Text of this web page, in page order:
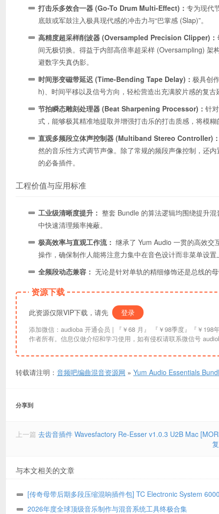
打击乐多效合一器 (Go-To Drum Multi-Effect)： 专为现代
底鼓或军鼓注入极具现代感的冲击力与“巴掌感 (Slap)”。
高精度超采样削波器 (Oversampled Precision Clipper)：
间无极切换。得益于内部高倍率超采样 (Oversampling) 架
避数字失真伪影。
时间形变磁带延迟 (Time-Bending Tape Delay)： 极具创
h)、时间平移以及信号方向，轻松营造出充满胶片感的复古
节拍瞬态雕刻处理器 (Beat Sharpening Processor)： 针
式，能够极其精准地提取并增强打击乐的打击质感，将模
直观多频段立体声控制器 (Multiband Stereo Controller)：
然的音乐性方式调节声像。除了常规的频段声像控制，还
的必备插件。
工程价值与应用标准
工业级清晰度提升： 整套 Bundle 的算法逻辑均围绕提升
中快速清理频率掩蔽。
极高效率与直观工作流： 继承了 Yum Audio 一贯的高效交
操作，确保制作人能将注意力集中在音色设计而非菜单设置
全频段动态兼容： 无论是针对单轨的精细修饰还是总线的
资源下载
此资源仅限VIP下载，请先 登录
添加微信：audioba 开通会员 | 『￥68 月』 『￥98季度』『￥198年』『￥298终生』| 链接失效请联系更换。资讯信息均来自互联网索引，版权归原
作者所有。信息仅做介绍和学习使用，如有侵权请联系微信号
转载请注明： 音频吧编曲混音资源网 » Yum Audio Essentials
分享到
上一篇 去齿音插件 Wavesfactory Re-Esser v1.0.3 U2B Mac
与本文相关的文章
[传奇母带后期多段压缩混响插件包] TC Electronic System
Series Bundle 02.2026-GUISEPPE [MacOSX]（203MB）
2026年度全球顶级音乐制作与混音系统工具终极合集